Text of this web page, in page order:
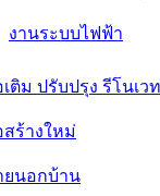
งานระบบไฟฟ้า
ติม ปรับปรุง รีโนเว
สร้างใหม่
ยนอกบ้าน
เติม ปรับปรุง รีโนเว
สร้างใหม่
ยนอกบ้าน